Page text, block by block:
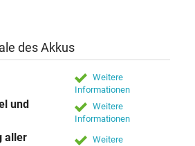
des Akkus
Weitere
Informationen
und
Weitere
Informationen
aller
Weitere